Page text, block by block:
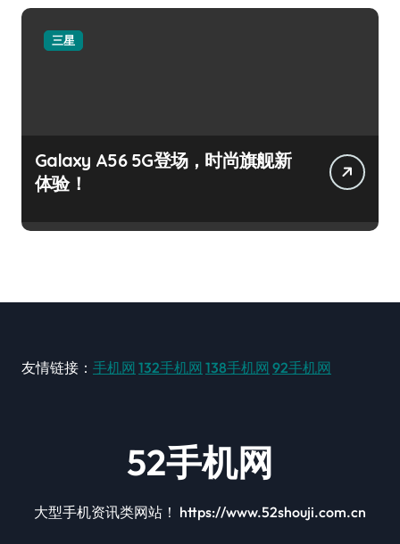
三星
Galaxy A56 5G登场，时尚旗舰新
体验！
友情链接： 手机网 132手机网 138手机网 92手机网
52手机网
大型手机资讯类网站！ https://www.52shouji.com.cn